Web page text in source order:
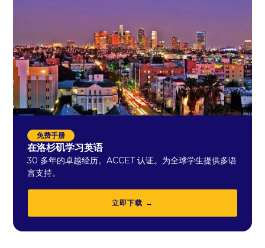
免费手册
在洛杉矶学习英语
30 多年的卓越经历。ACCET 认证。为全球学生提供多语
言支持。
立即下载 →